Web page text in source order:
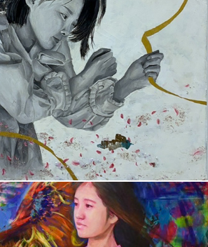
加治木　彩音